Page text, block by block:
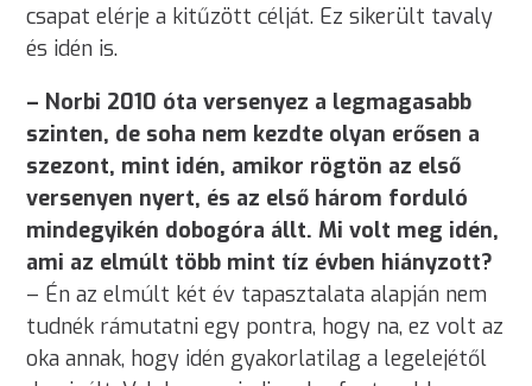
csapat elérje a kitűzött célját. Ez sikerült tavaly
és idén is.
– Norbi 2010 óta versenyez a legmagasabb
szinten, de soha nem kezdte olyan erősen a
szezont, mint idén, amikor rögtön az első
versenyen nyert, és az első három forduló
mindegyikén dobogóra állt. Mi volt meg idén,
ami az elmúlt több mint tíz évben hiányzott?
– Én az elmúlt két év tapasztalata alapján nem
tudnék rámutatni egy pontra, hogy na, ez volt az
oka annak, hogy idén gyakorlatilag a legelejétől